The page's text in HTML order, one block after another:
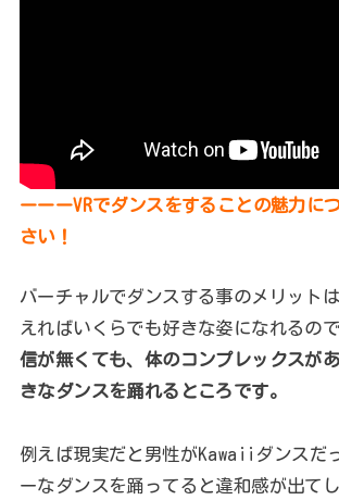
ーーーVRでダンスをすることの魅力に
さい！
バーチャルでダンスする事のメリット
えればいくらでも好きな姿になれるので
信が無くても、体のコンプレックスが
きなダンスを踊れるところです。
例えば現実だと男性がKawaiiダンスだ
ーなダンスを踊ってると違和感が出て